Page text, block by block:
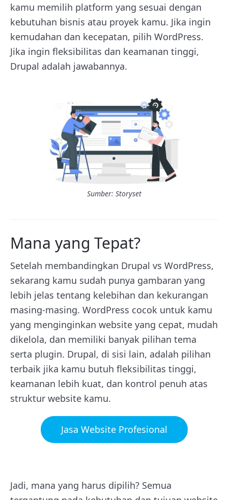
kamu memilih platform yang sesuai dengan
kebutuhan bisnis atau proyek kamu. Jika ingin
kemudahan dan kecepatan, pilih WordPress.
Jika ingin fleksibilitas dan keamanan tinggi,
Drupal adalah jawabannya.
Sumber: Storyset
Mana yang Tepat?
Setelah membandingkan Drupal vs WordPress,
sekarang kamu sudah punya gambaran yang
lebih jelas tentang kelebihan dan kekurangan
masing-masing. WordPress cocok untuk kamu
yang menginginkan website yang cepat, mudah
dikelola, dan memiliki banyak pilihan tema
serta plugin. Drupal, di sisi lain, adalah pilihan
terbaik jika kamu butuh fleksibilitas tinggi,
keamanan lebih kuat, dan kontrol penuh atas
struktur website kamu.
Jasa Website Profesional
Jadi, mana yang harus dipilih? Semua